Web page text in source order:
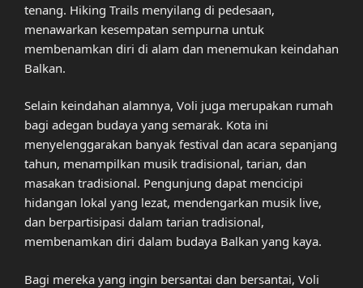
tenang. Hiking Trails menyilang di pedesaan,
menawarkan kesempatan sempurna untuk
membenamkan diri di alam dan menemukan keindahan
Balkan.
Selain keindahan alamnya, Voli juga merupakan rumah
bagi adegan budaya yang semarak. Kota ini
menyelenggarakan banyak festival dan acara sepanjang
tahun, menampilkan musik tradisional, tarian, dan
masakan tradisional. Pengunjung dapat mencicipi
hidangan lokal yang lezat, mendengarkan musik live,
dan berpartisipasi dalam tarian tradisional,
membenamkan diri dalam budaya Balkan yang kaya.
Bagi mereka yang ingin bersantai dan bersantai, Voli